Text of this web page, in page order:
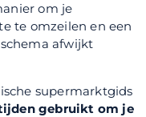
om je
te omzeilen en een
afwijkt
supermarktgids
gebruikt om je